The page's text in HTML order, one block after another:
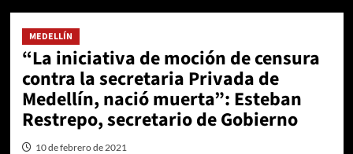
MEDELLÍN
“La iniciativa de moción de censura
contra la secretaria Privada de
Medellín, nació muerta”: Esteban
Restrepo, secretario de Gobierno
10 de febrero de 2021